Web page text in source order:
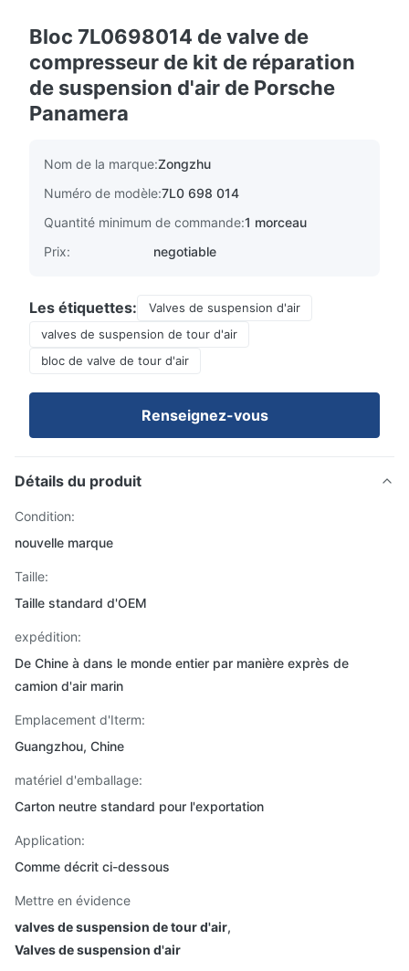
Bloc 7L0698014 de valve de
compresseur de kit de réparation
de suspension d'air de Porsche
Panamera
Nom de la marque:Zongzhu
Numéro de modèle:7L0 698 014
Quantité minimum de commande:1 morceau
Prix:
negotiable
Les étiquettes:
Valves de suspension d'air
valves de suspension de tour d'air
bloc de valve de tour d'air
Renseignez-vous
Détails du produit
Condition:
nouvelle marque
Taille:
Taille standard d'OEM
expédition:
De Chine à dans le monde entier par manière exprès de
camion d'air marin
Emplacement d'Iterm:
Guangzhou, Chine
matériel d'emballage:
Carton neutre standard pour l'exportation
Application:
Comme décrit ci-dessous
Mettre en évidence
valves de suspension de tour d'air,
Valves de suspension d'air